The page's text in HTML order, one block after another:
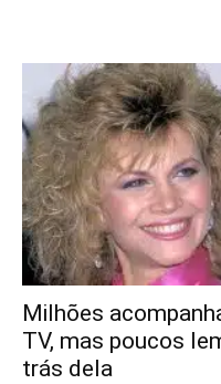
Milhões
TV, mas poucos
trás dela